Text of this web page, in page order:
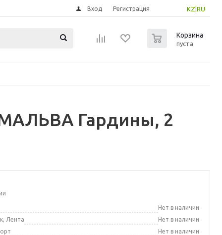
KZ RU
Вход Регистрация
Корзина
пуста
Гардины, 2
Нет в наличии
Лента
Нет в наличии
Нет в наличии